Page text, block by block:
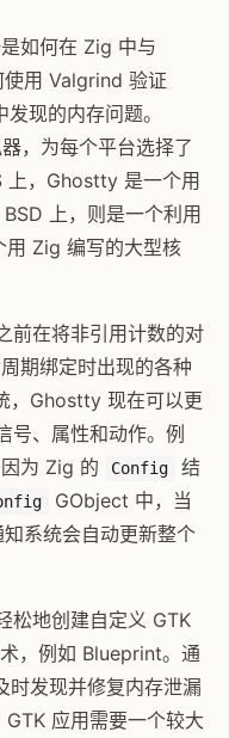
如何在 Zig 中与
用 Valgrind 验证
现的内存问题。
，为每个平台选择了
上，Ghostty 是一个用
上，则是一个利用
用 Zig 编写的大型核
前在将非引用计数的对
期绑定时出现的各种
，Ghostty 现在可以更
号、属性和动作。例
为 Zig 的
Config
结
GObject 中，当
系统会自动更新整个
松地创建自定义 GTK
，例如 Blueprint。通
发现并修复内存泄漏
应用需要一个较大